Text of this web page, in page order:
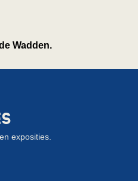
Wadden.
exposities.